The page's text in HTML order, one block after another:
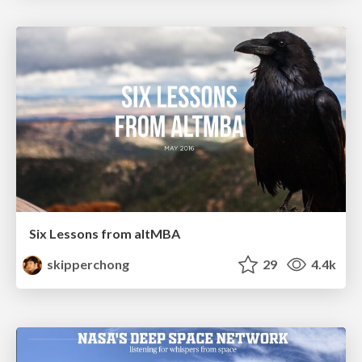
Six Lessons from altMBA
skipperchong
29 4.4k